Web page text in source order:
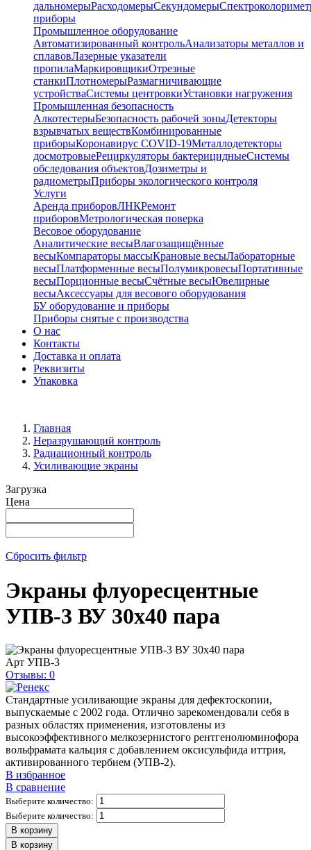
дальномерыРасходомерыСекундомеры
приборы
Промышленное оборудование
Автоматизированный контрольАнализаторы металлов и
сплавовЛазерные указатели
пропилаМаркировщикиОтрезные
станкиПлотномерыРазмагничивающие
устройстваСистемы центровкиУстановки нагружения
Промышленная безопасность
АлкотестерыБезопасность рабочей зоныДетекторы
взрывчатых веществКомбинированные
приборыКоронавирус COVID-19Металлодетекторы
досмотровыеРециркуляторы бактерицидныеСистемы
обследования объектовДозиметры и
радиометрыПриборы экологического контроля
Услуги
Аренда приборовЛНКРемонт
приборовМетрологическая поверка
Весовое оборудование
Аналитические весыВлагозащищённые
весыКомпараторы массыКрановые весыЛабораторные
весыПлатформенные весыПолумикровесыПортативные
весыПорционные весыСчётные весыЮвелирные
весыАксессуары для весового оборудования
БУ оборудование и приборы
Приборы снятые с производства
О нас
Контакты
Доставка и оплата
Реквизиты
Упаковка
Главная
Неразрушающий контроль
Радиационный контроль
Усиливающие экраны
Загрузка
Цена
Сбросить фильтр
Экраны флуоресцентные
УПВ-3 ВУ 30х40 пара
Арт УПВ-3
Отзывы: 0
Стандартные усиливающие экраны для дефектоскопии,
выпускаемые с 2002 года. Отлично зарекомендовали себя в
разных областях применения, изготовлены из
высокоэффективного мелкозернистого рентгенолюминофора
вольфрамата кальция с добавлением оксисульфида иттрия,
активированного тербием (УПВ-2).
В избранное
В сравнение
Выберите количество:
Выберите количество:
В корзину
В корзину